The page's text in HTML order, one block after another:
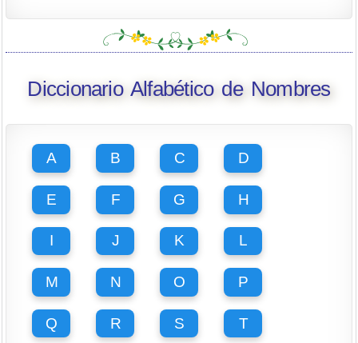
Diccionario Alfabético de Nombres
A B C D
E F G H
I J K L
M N O P
Q R S T